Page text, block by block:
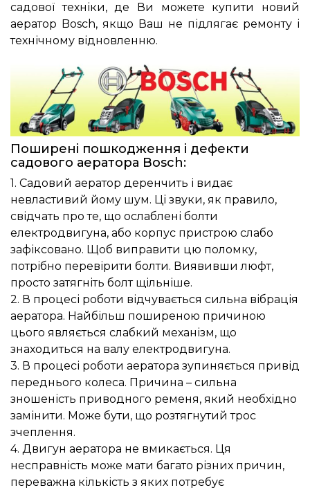
садової техніки, де Ви можете купити новий
аератор Bosch, якщо Ваш не підлягає ремонту і
технічному відновленню.
Поширені пошкодження і дефекти
садового аератора Bosch:
1. Садовий аератор деренчить і видає
невластивий йому шум. Ці звуки, як правило,
свідчать про те, що ослаблені болти
електродвигуна, або корпус пристрою слабо
зафіксовано. Щоб виправити цю поломку,
потрібно перевірити болти. Виявивши люфт,
просто затягніть болт щільніше.
2. В процесі роботи відчувається сильна вібрація
аератора. Найбільш поширеною причиною
цього являється слабкий механізм, що
знаходиться на валу електродвигуна.
3. В процесі роботи аератора зупиняється привід
переднього колеса. Причина – сильна
зношеність приводного ременя, який необхідно
замінити. Може бути, що розтягнутий трос
зчеплення.
4. Двигун аератора не вмикається. Ця
несправність може мати багато різних причин,
переважна кількість з яких потребує